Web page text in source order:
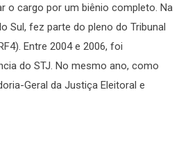
o cargo por um biênio completo. Na
Sul, fez parte do pleno do Tribunal
Entre 2004 e 2006, foi
do STJ. No mesmo ano, como
Geral da Justiça Eleitoral e